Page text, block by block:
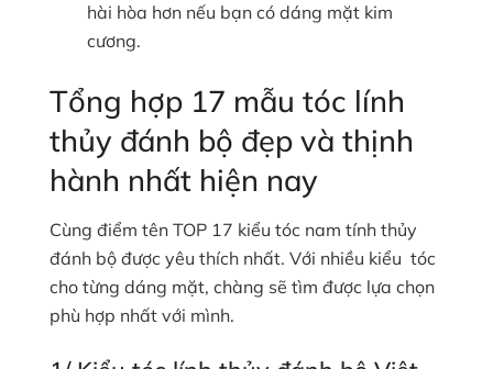
hài hòa hơn nếu bạn có dáng mặt kim
cương.
Tổng hợp 17 mẫu tóc lính
thủy đánh bộ đẹp và thịnh
hành nhất hiện nay
Cùng điểm tên TOP 17 kiểu tóc nam tính thủy
đánh bộ được yêu thích nhất. Với nhiều kiểu tóc
cho từng dáng mặt, chàng sẽ tìm được lựa chọn
phù hợp nhất với mình.